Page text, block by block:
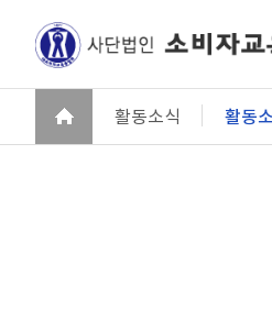
활동소식 활동